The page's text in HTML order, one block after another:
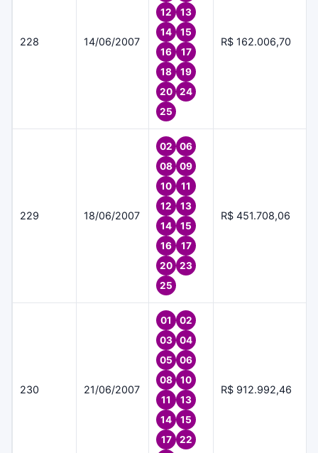
228 14/06/2007
12
13
14
15
16
17
18
19
20
24
25
R$ 162.006,70
229 18/06/2007
02
06
08
09
10
11
12
13
14
15
16
17
20
23
25
R$ 451.708,06
230 21/06/2007
01
02
03
04
05
06
08
10
11
13
14
15
17
22
R$ 912.992,46